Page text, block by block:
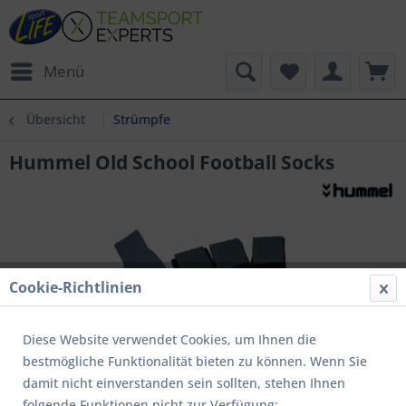
Menü
Übersicht Strümpfe
Hummel Old School Football Socks
Cookie-Richtlinien
Diese Website verwendet Cookies, um Ihnen die
bestmögliche Funktionalität bieten zu können. Wenn Sie
damit nicht einverstanden sein sollten, stehen Ihnen